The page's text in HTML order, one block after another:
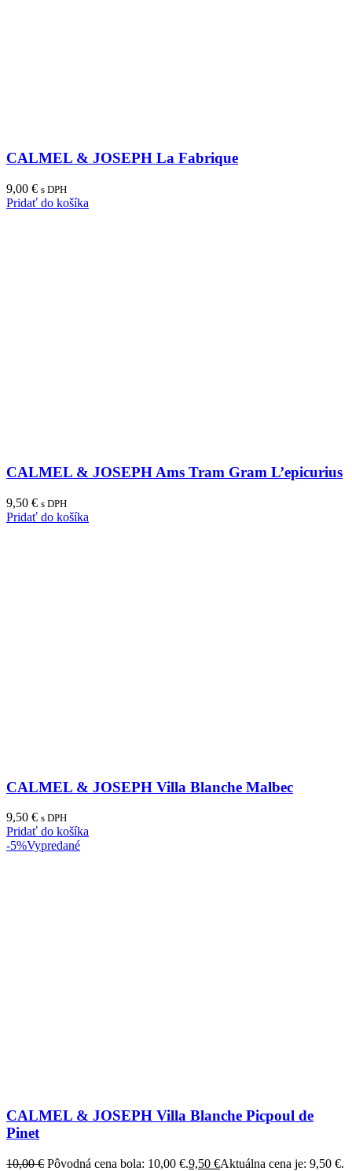
CALMEL & JOSEPH La Fabrique
9,00 € s DPH
Pridať do košíka
CALMEL & JOSEPH Ams Tram Gram L’epicurius
9,50 € s DPH
Pridať do košíka
CALMEL & JOSEPH Villa Blanche Malbec
9,50 € s DPH
Pridať do košíka
-5%Vypredané
CALMEL & JOSEPH Villa Blanche Picpoul de
Pinet
10,00€ Pôvodná cena bola: 10,00 €.9,50 €Aktuálna cena je: 9,50 €.